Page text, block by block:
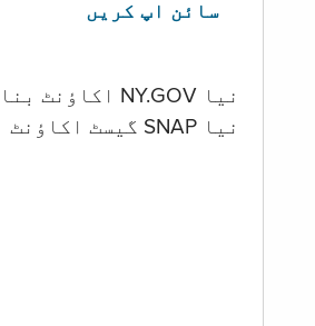
سائن اپ کریں
نیا NY.GOV اکاؤنٹ بنائیں
نیا SNAP گیسٹ اکاؤنٹ بنائیں